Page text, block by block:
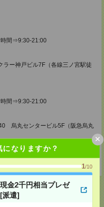
なりますか？
1/10
金2千円相当プレゼ
派遣]
×
間⇒9:30-21:00
ー神戸ビル7F（各線三ノ宮駅徒
間⇒9:30-21:00
烏丸センタービル5F（阪急烏丸